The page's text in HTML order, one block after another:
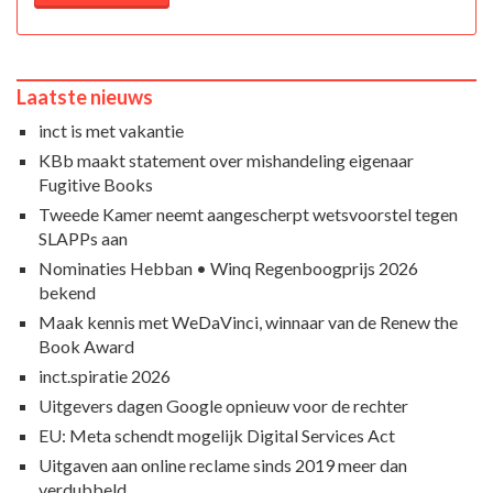
Laatste nieuws
inct is met vakantie
KBb maakt statement over mishandeling eigenaar
Fugitive Books
Tweede Kamer neemt aangescherpt wetsvoorstel tegen
SLAPPs aan
Nominaties Hebban • Winq Regenboogprijs 2026
bekend
Maak kennis met WeDaVinci, winnaar van de Renew the
Book Award
inct.spiratie 2026
Uitgevers dagen Google opnieuw voor de rechter
EU: Meta schendt mogelijk Digital Services Act
Uitgaven aan online reclame sinds 2019 meer dan